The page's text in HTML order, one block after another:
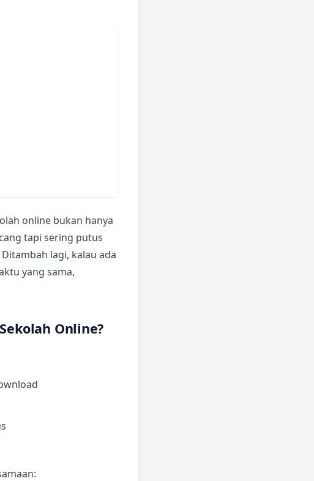
online bukan hanya
tapi sering putus
lagi, kalau ada
yang sama,
Online?